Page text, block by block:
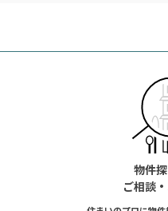
物件
ご相談